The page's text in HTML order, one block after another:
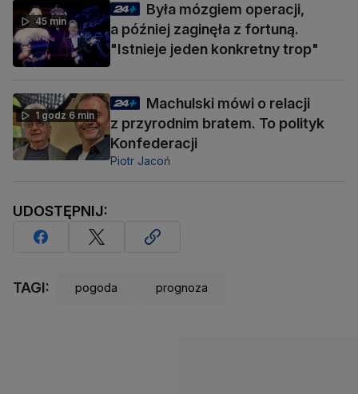
45 min
Była mózgiem operacji,
a później zaginęła z fortuną.
"Istnieje jeden konkretny trop"
1 godz 6 min
Machulski mówi o relacji
z przyrodnim bratem. To polityk
Konfederacji
Piotr Jacoń
UDOSTĘPNIJ:
TAGI: pogoda prognoza